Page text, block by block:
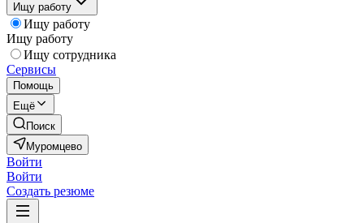
Ищу работу
Ищу работу
Ищу работу
Ищу сотрудника
Сервисы
Помощь
Ещё
Поиск
Муромцево
Войти
Войти
Создать резюме